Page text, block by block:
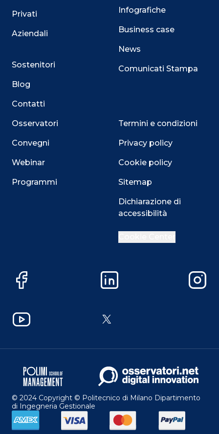
Privati
Aziendali
Sostenitori
Blog
Contatti
Osservatori
Convegni
Webinar
Programmi
Infografiche
Business case
News
Comunicati Stampa
Termini e condizioni
Privacy policy
Cookie policy
Sitemap
Dichiarazione di
accessibilità
Facebook LinkedIn
YouTube X
© 2024 Copyright © Politecnico di Milano Dipartimento
di Ingegneria Gestionale